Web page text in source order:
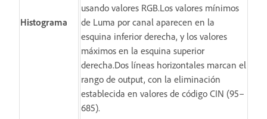
Histograma
usando valores RGB.Los valores mínimos
de Luma por canal aparecen en la
esquina inferior derecha, y los valores
máximos en la esquina superior
derecha.Dos líneas horizontales marcan el
rango de output, con la eliminación
establecida en valores de código CIN (95–
685).